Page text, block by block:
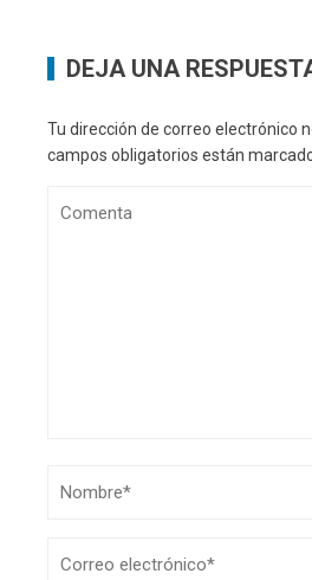
DEJA UNA
Tu dirección de correo electrónico
campos obligatorios están